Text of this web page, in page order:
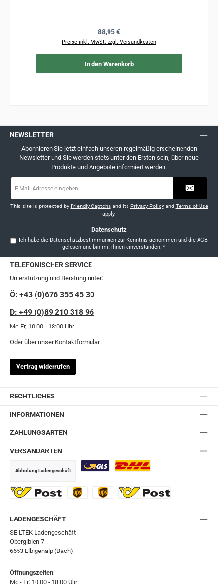
Regulärer Preis:
88,95 €
Preise inkl. MwSt. zzgl. Versandkosten
In den Warenkorb
NEWSLETTER
Abonnieren Sie jetzt einfach unseren regelmäßig erscheinenden
Newsletter und Sie werden stets unter den Ersten sein, über neue
Produkte und Angebote informiert werden.
Mail-
*
This site is protected by Friendly Captchaand its Privacy Policyand Terms of Use
apply.
Datenschutz
Ich habe die Datenschutzbestimmungen zur Kenntnis genommen und dieAGB
gelesen und bin mit ihnen einverstanden. *
TELEFONISCHER SERVICE
Unterstützung und Beratung unter:
Ö: +43 (0)676 355 45 30
D: +49 (0)89 210 318 96
Mo-Fr, 10:00 - 18:00 Uhr
Oder über unser Kontaktformular.
Vertrag widerrufen
RECHTLICHES
INFORMATIONEN
ZAHLUNGSARTEN
VERSANDARTEN
Abholung Ladengeschäft
LADENGESCHÄFT
SEILTEK Ladengeschäft
Obergiblen 7
6653 Elbigenalp (Bach)
Öffnungszeiten:
Mo - Fr: 10:00 - 18:00 Uhr